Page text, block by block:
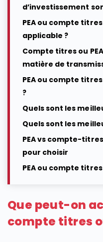
d’investissement
PEA ou compte
applicable ?
Compte titres ou
matière de
PEA ou compte
?
Quels sont les
Quels sont les
PEA vs compte-
pour choisir
PEA ou compte
Que peut-on
compte titres